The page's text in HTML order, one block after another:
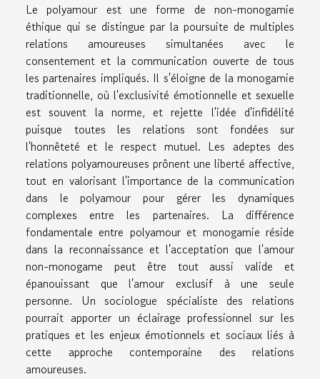
Le polyamour est une forme de non-monogamie
éthique qui se distingue par la poursuite de multiples
relations amoureuses simultanées avec le
consentement et la communication ouverte de tous
les partenaires impliqués. Il s'éloigne de la monogamie
traditionnelle, où l'exclusivité émotionnelle et sexuelle
est souvent la norme, et rejette l'idée d'infidélité
puisque toutes les relations sont fondées sur
l'honnêteté et le respect mutuel. Les adeptes des
relations polyamoureuses prônent une liberté affective,
tout en valorisant l'importance de la communication
dans le polyamour pour gérer les dynamiques
complexes entre les partenaires. La différence
fondamentale entre polyamour et monogamie réside
dans la reconnaissance et l'acceptation que l'amour
non-monogame peut être tout aussi valide et
épanouissant que l'amour exclusif à une seule
personne. Un sociologue spécialiste des relations
pourrait apporter un éclairage professionnel sur les
pratiques et les enjeux émotionnels et sociaux liés à
cette approche contemporaine des relations
amoureuses.